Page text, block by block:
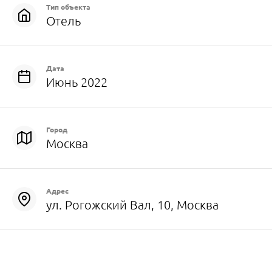
Тип объекта
Отель
Дата
Июнь 2022
Город
Москва
Адрес
ул. Рогожский Вал, 10, Москва